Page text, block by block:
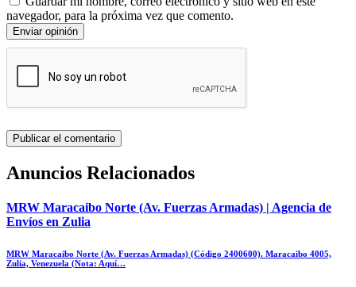
navegador, para la próxima vez que comento.
Enviar opinión
Anuncios Relacionados
MRW Maracaibo Norte (Av. Fuerzas Armadas) | Agencia de
Envíos en Zulia
MRW Maracaibo Norte (Av. Fuerzas Armadas) (Código 2400600). Maracaibo 4005,
Zulia, Venezuela (Nota: Aquí…